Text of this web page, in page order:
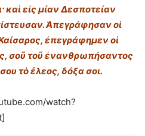
καὶ εἰς μίαν Δεσποτείαν
Ἀπεγράφησαν οἱ
ἐπεγράφημεν οἱ
σοῦ τοῦ ἐνανθρωπήσαντος
τὸ ἔλεος, δόξα σοι.
watch?